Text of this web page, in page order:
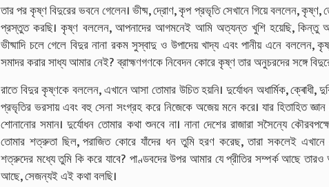
তার পর কৃষ্ণ বিদুরের ভবনে গেলেন। ভীষ্ম, দ্রোণ, কৃপ প্রভৃতি সেখানে গিয়ে বললেন,
প্রস্তুত করছি। কৃষ্ণ বললেন, আপনাদের আগমনেই আমি অত্যন্ত খুশি হয়েছি, কিন্তু
ভীষ্মাদি চলে গেলে বিদুর নানা রকম সুস্বাদু ও উপাদেয় খাদ্য এবং পানীয় এনে
সমাদর করার সাধ্য আমার নেই? ব্রাহ্মণগণকে নিবেদন কোরে কৃষ্ণ তার অনুচরদের সঙ্গে
রাতে বিদুর কৃষ্ণকে বললেন, এখানে আসা তোমার উচিত হয়নি। দুর্যোধন অধার্মিক, ক্ৰোধী,
প্রভৃতির ভরসায় এবং বহু সেনা সংগ্রহ করে নিজেকে অজেয় মনে করে। যার হিতাহিত
শোনানোর সমান। দুর্যোধন তোমার কথা শুনবে না। নানা দেশের রাজারা সসৈন্যে
তোমার শত্রুতা ছিল, পরাজিত কোরে যাঁদের ধন তুমি হরণ করেছ, তারা সকলেই
শত্রুদের মধ্যে তুমি কি করে যাবে? পাণ্ডবদের উপর আমার যে প্রীতির সম্পর্ক আছে তারও
আছে, সেজন্যই এই কথা বলছি।